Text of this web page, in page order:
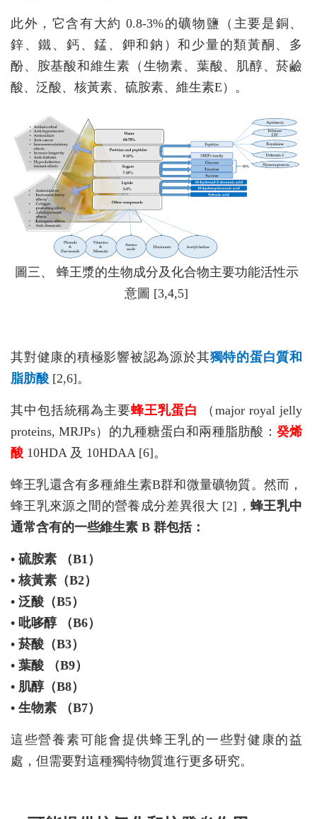
此外，它含有大約 0.8-3%的礦物鹽（主要是銅、
鋅、鐵、鈣、錳、鉀和鈉）和少量的類黃酮、多
酚、胺基酸和維生素（生物素、葉酸、肌醇、菸鹼
酸、泛酸、核黃素、硫胺素、維生素E）。
圖三、 蜂王漿的生物成分及化合物主要功能活性示
意圖 [3,4,5]
其對健康的積極影響被認為源於其獨特的蛋白質和
脂肪酸 [2,6]。
其中包括統稱為主要蜂王乳蛋白
（major royal jelly
proteins, MRJPs）的九種糖蛋白和兩種脂肪酸： 癸烯
酸 10HDA 及 10HDAA [6]。
蜂王乳還含有多種維生素B群和微量礦物質。然而，
蜂王乳來源之間的營養成分差異很大 [2]，蜂王乳中
通常含有的一些維生素 B 群包括：
• 硫胺素 （B1）
• 核黃素（B2）
• 泛酸（B5）
• 吡哆醇 （B6）
• 菸酸（B3）
• 葉酸 （B9）
• 肌醇（B8）
• 生物素 （B7）
這些營養素可能會提供蜂王乳的一些對健康的益
處，但需要對這種獨特物質進行更多研究。